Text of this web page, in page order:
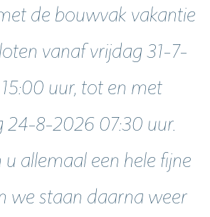
de bouwvak vakantie
vanaf vrijdag 31-7-
uur, tot en met
24-8-2026 07:30 uur.
allemaal een hele fijne
we staan daarna weer